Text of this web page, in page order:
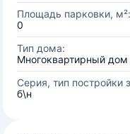
Площадь парковки, м²:
0
Тип дома:
Многоквартирный дом
Серия, тип постройки
б\н